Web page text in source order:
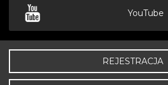
YouTube
REJESTRACJA